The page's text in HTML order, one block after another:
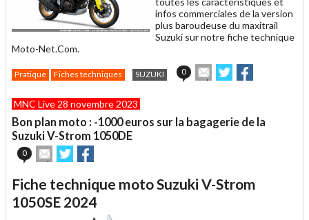
infos commerciales de la version
plus baroudeuse du maxitrail
Suzuki sur notre fiche technique
Moto-Net.Com.
Pratique Fiches techniques SUZUKI 0
Envoyer
cet
ami
Partager
sur sur
MNC Live 28 novembre 2023
Bon plan moto : -1000 euros sur la bagagerie de la
Suzuki V-Strom 1050DE
0
Envoyer
cet
à
un
ami
Partager
sur sur
Fiche technique moto Suzuki V-Strom
1050SE 2024